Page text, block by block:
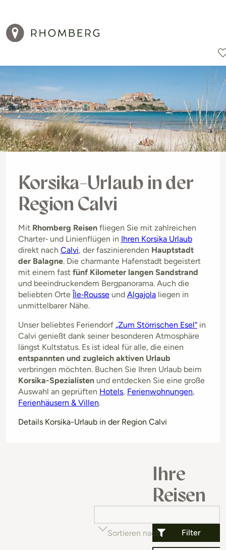
Reisearten Aktionen
Korsika-Urlaub in der
Region Calvi
Mit Rhomberg Reisen fliegen Sie mit zahlreichen
Charter‑ und Linienflügen in Ihren Korsika Urlaub
direkt nach Calvi, der faszinierenden Hauptstadt
der Balagne. Die charmante Hafenstadt begeistert
mit einem fast fünf Kilometer langen Sandstrand
und beeindruckendem Bergpanorama. Auch die
beliebten OrteÎle‑Rousse und Algajola liegen in
unmittelbarer Nähe.
Unser beliebtes Feriendorf „Zum Störrischen Esel“ in
Calvi genießt dank seiner besonderen Atmosphäre
längst Kultstatus. Es ist ideal für alle, die einen
entspannten und zugleich aktiven Urlaub
verbringen möchten. Buchen Sie Ihren Urlaub beim
Korsika-Spezialisten und entdecken Sie eine große
Auswahl an geprüften Hotels, Ferienwohnungen,
Ferienhäusern & Villen.
Details Korsika-Urlaub in der Region Calvi
Ihre
Reisen
Filter
Sortieren nach Beliebtheit